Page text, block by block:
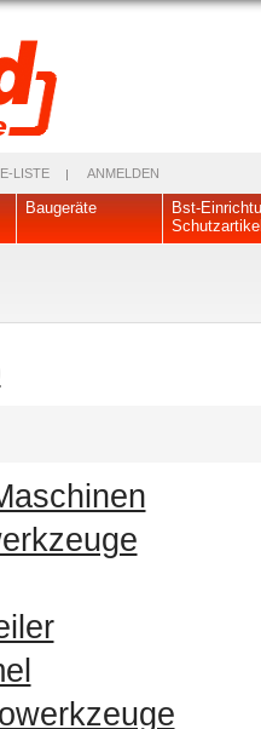
LISTE ANMELDEN
Baugeräte
Bst-